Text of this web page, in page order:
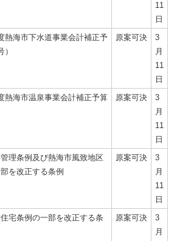
11
日
熱海市下水道事業会計補正予
原案可決
3
月
11
日
熱海市温泉事業会計補正予算
原案可決
3
月
11
日
理条例及び熱海市風致地区
を改正する条例
原案可決
3
月
11
日
宅条例の一部を改正する条
原案可決
3
月